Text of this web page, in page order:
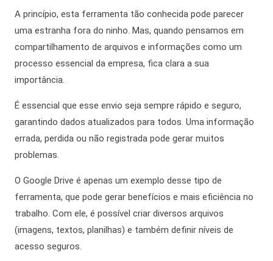
A princípio, esta ferramenta tão conhecida pode parecer
uma estranha fora do ninho. Mas, quando pensamos em
compartilhamento de arquivos e informações como um
processo essencial da empresa, fica clara a sua
importância.
É essencial que esse envio seja sempre rápido e seguro,
garantindo dados atualizados para todos. Uma informação
errada, perdida ou não registrada pode gerar muitos
problemas.
O Google Drive é apenas um exemplo desse tipo de
ferramenta, que pode gerar benefícios e mais eficiência no
trabalho. Com ele, é possível criar diversos arquivos
(imagens, textos, planilhas) e também definir níveis de
acesso seguros.